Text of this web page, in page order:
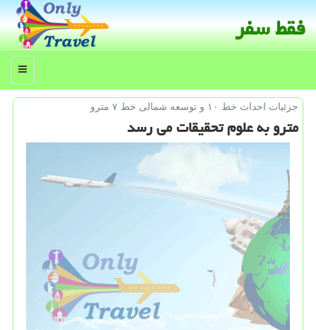
فقط سفر
منو
جزئیات احداث خط ۱۰ و توسعه شمالی خط ۷ مترو
مترو به علوم تحقیقات می رسد